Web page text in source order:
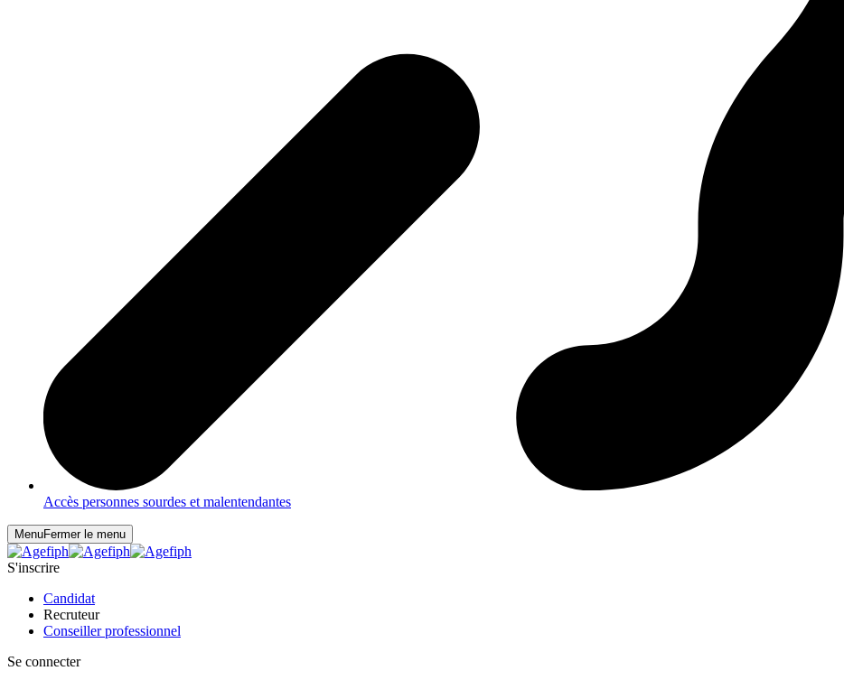
Accès personnes sourdes et malentendantes
MenuFermer le menu
S'inscrire
Candidat
Recruteur
Conseiller professionnel
Se connecter